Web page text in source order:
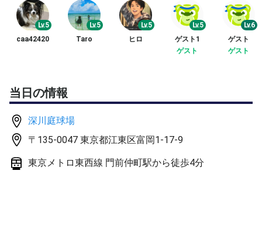
4～5名(主催者、主催者枠込み)
当初4名で募集し、予想気温によっては5名に変更しま
す。
4名未満の場合は、練習＆シングルスになります。
対象：
Lv.5～（スクールであれば中上級以上が目安です。）
楽しくプレーして頂ける常識的なマナーをお持ちの方であ
れば、年齢・性別は問いません。
上手な方は胸を貸して頂くことになりますが大歓迎です。
Lv.5
caa42420
Lv.5
Taro
Lv.5
ヒロ
Lv.5
ゲスト1
ゲスト
Lv.6
ゲスト
ゲスト
当日の情報
深川庭球場
〒135-0047 東京都江東区富岡1-17-9
東京メトロ東西線 門前仲町駅から徒歩4分